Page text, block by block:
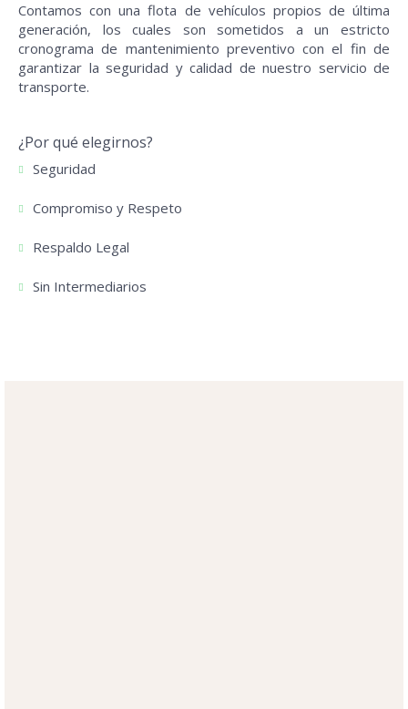
Contamos con una flota de vehículos propios de última
generación, los cuales son sometidos a un estricto
cronograma de mantenimiento preventivo con el fin de
garantizar la seguridad y calidad de nuestro servicio de
transporte.
¿Por qué elegirnos?
Seguridad
Compromiso y Respeto
Respaldo Legal
Sin Intermediarios